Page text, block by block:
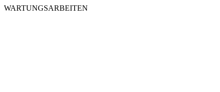
WARTUNGSARBEITEN